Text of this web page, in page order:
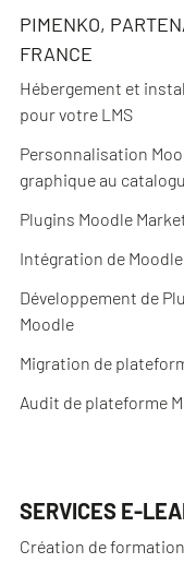
PIMENKO,
FRANCE
Hébergement et
pour votre LMS
Personnalisation
graphique au
Plugins Moodle
Intégration de
Développement de
Moodle
Migration de
Audit de plateforme
SERVICES E-
Création de